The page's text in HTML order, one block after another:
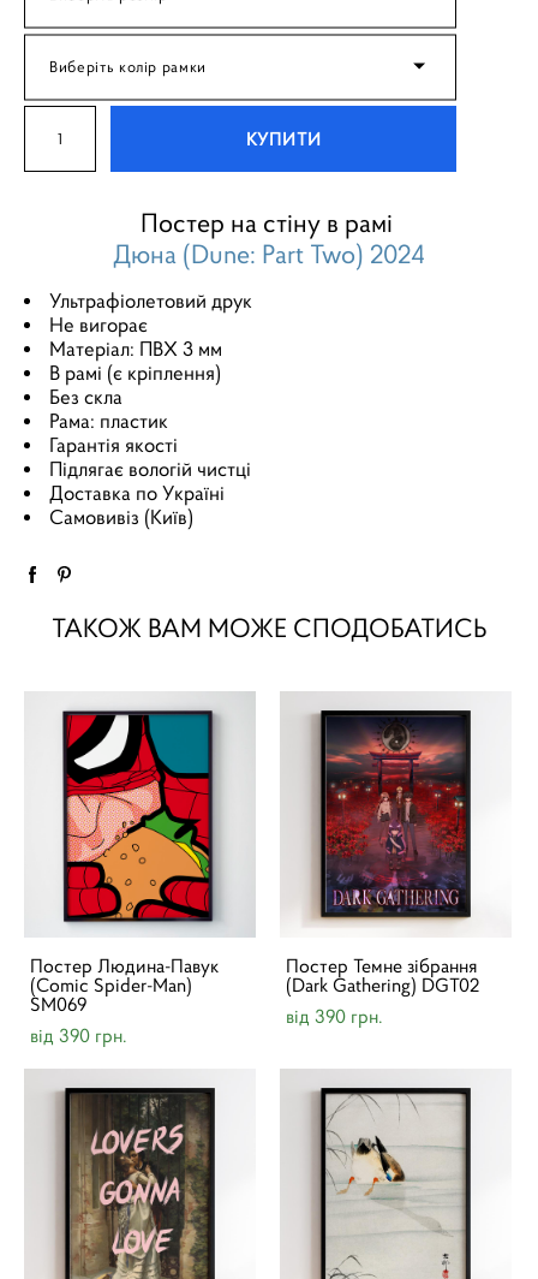
Виберіть колір рамки
КУПИТИ
Постер на стіну в рамі
Дюна (Dune: Part Two) 2024
Ультрафіолетовий друк
Не вигорає
Матеріал: ПВХ 3 мм
В рамі (є кріплення)
Без скла
Рама: пластик
Гарантія якості
Підлягає вологій чистці
Доставка по Україні
Самовивіз (Київ)
ТАКОЖ ВАМ МОЖЕ СПОДОБАТИСЬ
Постер Людина-Павук
(Comic Spider-Man)
SM069
від 390 грн.
Постер Темне зібрання
(Dark Gathering) DGT02
від 390 грн.